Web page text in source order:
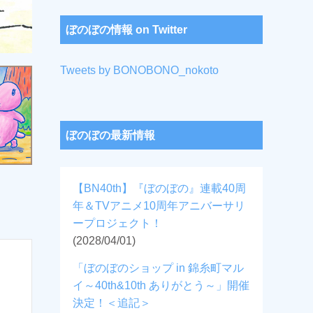
ぼのぼの情報 on Twitter
Tweets by BONOBONO_nokoto
ぼのぼの最新情報
【BN40th】『ぼのぼの』連載40周
年＆TVアニメ10周年アニバーサリ
ープロジェクト！
(2028/04/01)
「ぼのぼのショップ in 錦糸町マル
イ～40th&10th ありがとう～」開催
決定！＜追記＞